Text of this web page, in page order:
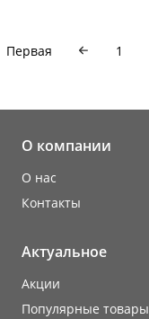
Первая 1
О компании
О нас
Контакты
Актуальное
Акции
Популярные товары